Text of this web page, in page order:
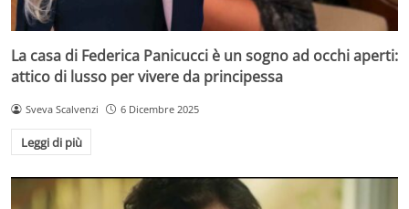
La casa di Federica Panicucci è un sogno ad occhi aperti:
attico di lusso per vivere da principessa
Sveva Scalvenzi 6 Dicembre 2025
Leggi di più